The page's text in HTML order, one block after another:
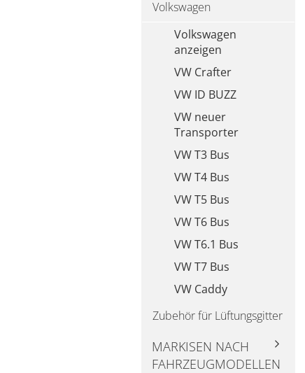
Volkswagen
Volkswagen
anzeigen
VW Crafter
VW ID BUZZ
VW neuer
Transporter
VW T3 Bus
VW T4 Bus
VW T5 Bus
VW T6 Bus
VW T6.1 Bus
VW T7 Bus
VW Caddy
Zubehör für Lüftungsgitter
MARKISEN NACH
FAHRZEUGMODELLEN